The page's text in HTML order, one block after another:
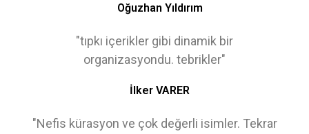
Oğuzhan Yıldırım
"tıpkı içerikler gibi dinamik bir
organizasyondu. tebrikler"
İlker VARER
"Nefis kürasyon ve çok değerli isimler. Tekrar